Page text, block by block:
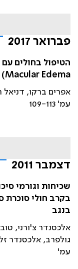
פברואר 2017
Macular Edema)
אפרים ברקו, דניאל
עמ' 109-113
דצמבר 2011
שכיחות וגורמי
בנגב
אלכסנדר צ'ורני,
גולפרב, אלכסנדר
עמ'